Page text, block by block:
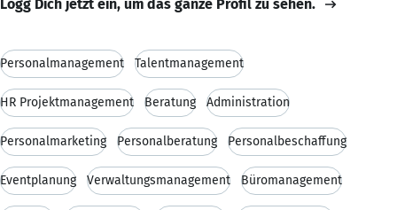
Logg Dich jetzt ein, um das ganze Profil zu sehen.
Personalmanagement Talentmanagement
HR Projektmanagement Beratung Administration
Personalmarketing Personalberatung Personalbeschaffung
Eventplanung Verwaltungsmanagement Büromanagement